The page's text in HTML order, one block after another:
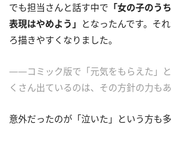
でも担当さんと話す中で 「女の子のう
表現はやめよう」 となったんです。そ
ろ描きやすくなりました。
――コミック版で「元気をもらえた」
くさん出ているのは、その方針の力もあ
意外だったのが「泣いた」という方も多